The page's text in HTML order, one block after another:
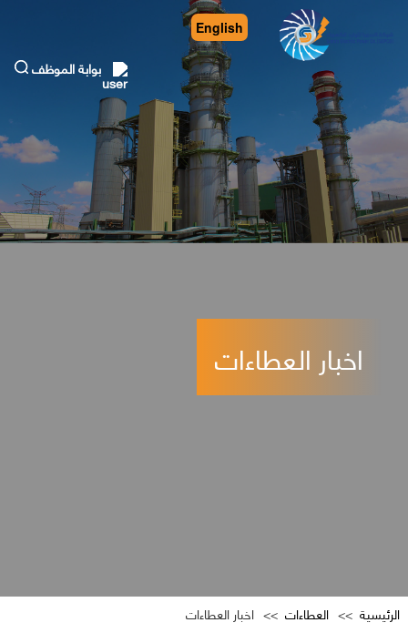
بوابة الموظف
English
اخبار العطاءات
الرئيسية العطاءات اخبار العطاءات